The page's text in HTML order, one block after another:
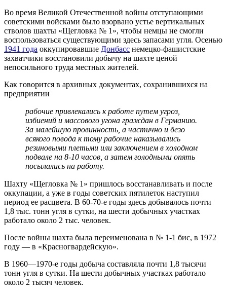
Во время Великой Отечественной войны отступающими
советскими войсками было взорвано устье вертикальных
стволов шахты «Щегловка № 1», чтобы немцы не смогли
воспользоваться существующими здесь запасами угля. Осенью
1941 года оккупировавшие Донбасс немецко-фашистские
захватчики восстановили добычу на шахте ценой
непосильного труда местных жителей.
Как говорится в архивных документах, сохранившихся на
предприятии
рабочие привлекались к работе путем угроз,
избиений и массового угона граждан в Германию.
За малейшую провинность, а частично и безо
всякого повода к тому рабочие наказывались
резиновыми плетьми или заключением в холодном
подвале на 8-10 часов, а затем голодными опять
посылались на работу.
Шахту «Щегловка № 1» пришлось восстанавливать и после
оккупации, а уже в годы советских пятилеток наступил
период ее расцвета. В 60-70-е годы здесь добывалось почти
1,8 тыс. тонн угля в сутки, на шести добычных участках
работало около 2 тыс. человек.
После войны шахта была переименована в № 1-1 бис, в 1972
году — в «Красногвардейскую».
В 1960—1970-е годы добыча составляла почти 1,8 тысячи
тонн угля в сутки. На шести добычных участках работало
около 2 тысяч человек.